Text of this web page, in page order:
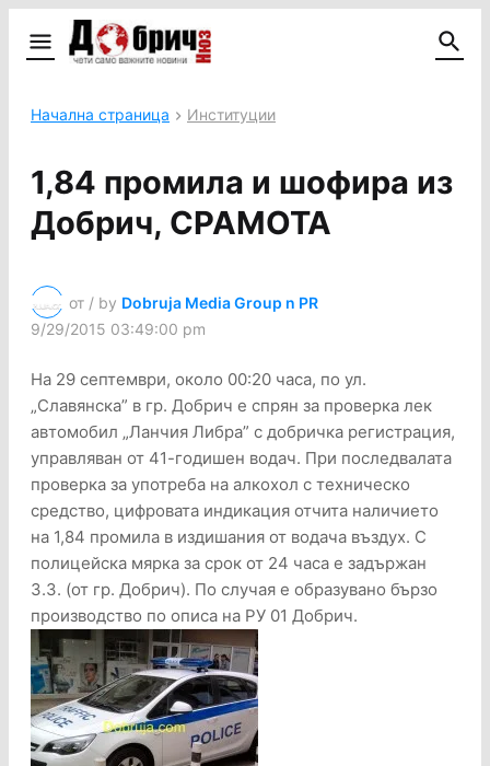
Начална страница Институции
1,84 промила и шофира из
Добрич, СРАМОТА
от / by Dobruja Media Group n PR
9/29/2015 03:49:00 pm
На 29 септември, около 00:20 часа, по ул.
„Славянска” в гр. Добрич е спрян за проверка лек
автомобил „Ланчия Либра” с добричка регистрация,
управляван от 41-годишен водач. При последвалата
проверка за употреба на алкохол с техническо
средство, цифровата индикация отчита наличието
на 1,84 промила в издишания от водача въздух. С
полицейска мярка за срок от 24 часа е задържан
З.З. (от гр. Добрич). По случая е образувано бързо
производство по описа на РУ 01 Добрич.